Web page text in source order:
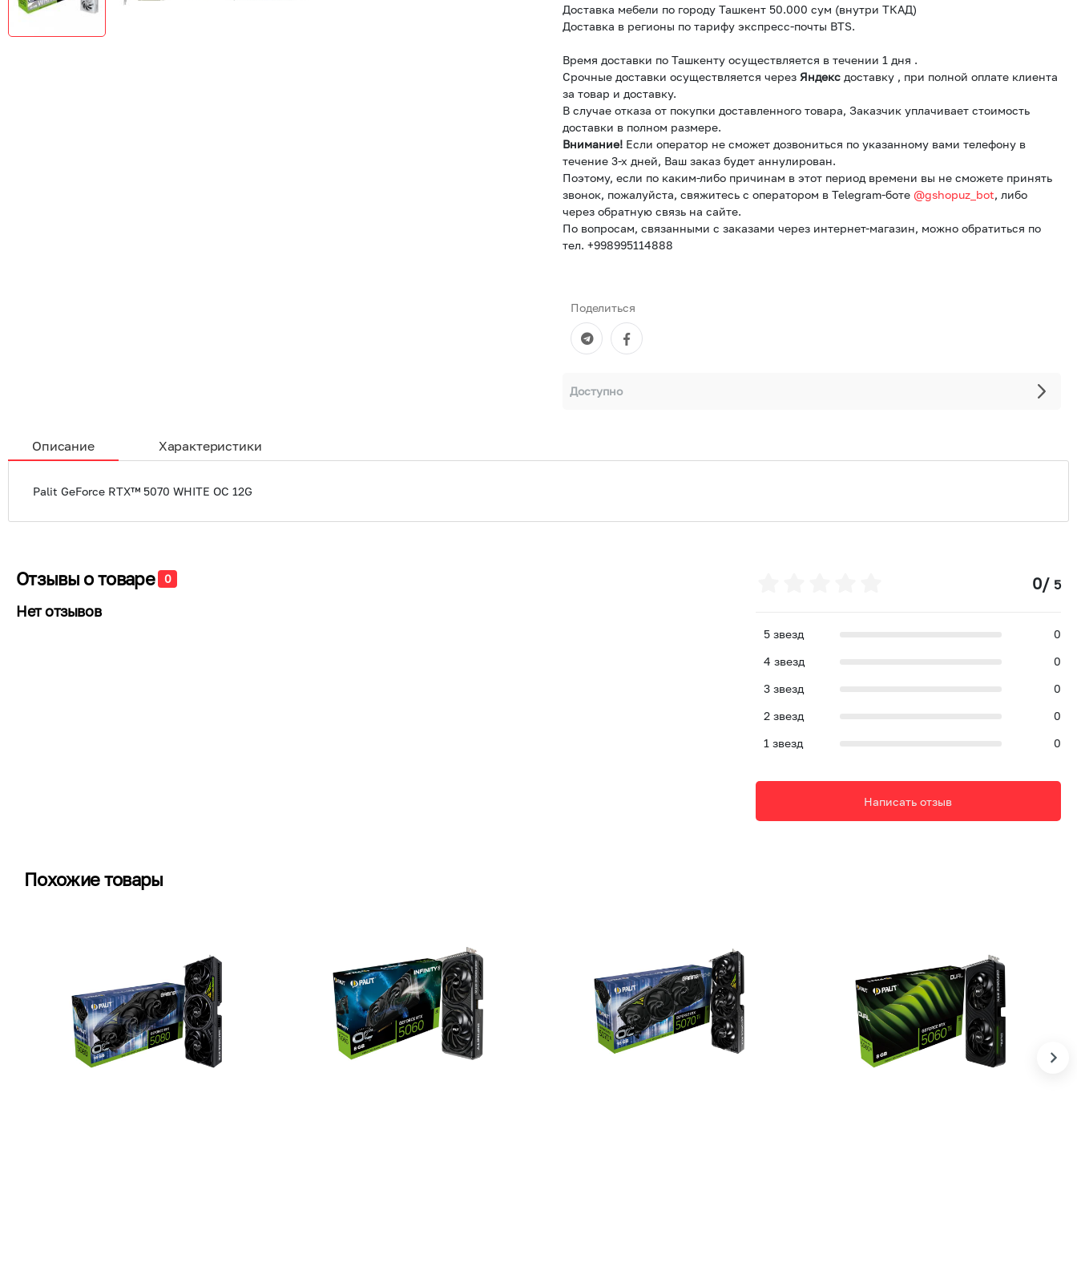
Доставка мебели по городу Ташкент 50.000 сум (внутри ТКАД)
Доставка в регионы по тарифу экспресс-почты BTS.
Время доставки по Ташкенту осуществляется в течении 1 дня .
Срочные доставки осуществляется через Яндекс доставку , при полной оплате клиента
за товар и доставку.
В случае отказа от покупки доставленного товара, Заказчик уплачивает стоимость
доставки в полном размере.
Внимание! Если оператор не сможет дозвониться по указанному вами телефону в
течение 3-х дней, Ваш заказ будет аннулирован.
Поэтому, если по каким-либо причинам в этот период времени вы не сможете принять
звонок, пожалуйста, свяжитесь с оператором в Telegram-боте @gshopuz_bot, либо
через обратную связь на сайте.
По вопросам, связанными с заказами через интернет-магазин, можно обратиться по
тел. +998995114888
Поделиться
Доступно
Описание Характеристики
Palit GeForce RTX™ 5070 WHITE OC 12G
Отзывы о товаре 0
Нет отзывов
0/ 5
5звезд
0
4 звезд
0
3звезд
0
2звезд
0
1 звезд 0
Написать отзыв
Похожие товары